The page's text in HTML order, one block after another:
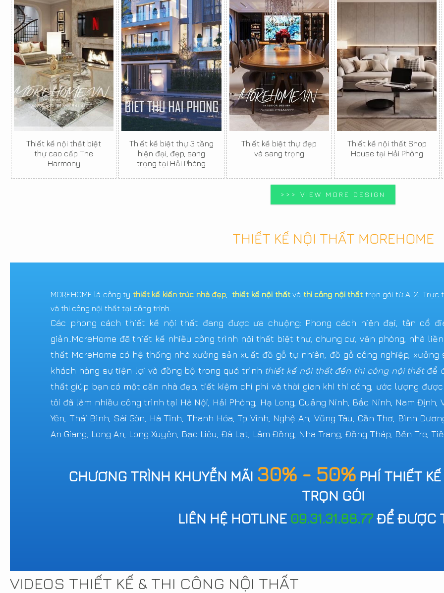
Thiết kế nội thất biệt
thự cao cấp The
Harmony
Thiết kế biệt thự 3 tầng
hiện đại, đẹp, sang
trọng tại Hải Phòng
Thiết kế biệt thự đẹp
và sang trọng
Thiết kế nội thất Shop
House tại Hải Phòng
>>> VIEW MORE DESIGN
THIẾT KẾ NỘI THẤT MOREHOME
MOREHOME là công ty thiết kế kiến trúc nhà đẹp ,thiết kế nội thấtvà thi công nội thất trọn gói từ A-Z. Trực
và thi công nội thất tại công trình.
Các phong cách thiết kế nội thất đang được ưa chuộng: Phong cách hiện đại, tân cổ
giản..MoreHome đã thiết kế nhiều công trình nội thất biệt thự, chung cư, văn phòng, nhà liền
thất MoreHome có hệ thống nhà xưởng sản xuất đồ gỗ tự nhiên, đồ gỗ công nghiệp, xưởng
khách hàng sự tiện lợi và đồng bộ trong quá trình thiết kế nội thất đến thi công nội thấtđể
thất giúp bạn có một căn nhà đẹp, tiết kiệm chi phí và thời gian khi thi công, ước lượng
tôi đã làm nhiều công trình tại Hà Nội, Hải Phòng, Hạ Long, Quảng Ninh, Bắc Ninh, Nam Định,
Yên, Thái Bình, Sài Gòn, Hà Tĩnh, Thanh Hóa, Tp Vinh, Nghệ An, Vũng Tàu, Cần Thơ, Bình
An Giang, Long An, Long Xuyên, Bạc Liêu, Đà Lạt, Lâm Đồng, Nha Trang, Đồng Tháp, Bến Tre,
CHƯƠNG TRÌNH KHUYỄN MÃI 30% - 50%PHÍ THIẾT
TRỌN GÓI
LIÊN HỆ HOTLINE 09.31.31.88.77ĐỂ ĐƯỢC
VIDEOS THIẾT KẾ & THI CÔNG NỘI THẤT